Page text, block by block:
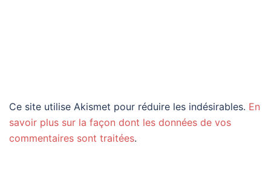
Ce site utilise Akismet pour réduire les indésirables. En
savoir plus sur la façon dont les données de vos
commentaires sont traitées.